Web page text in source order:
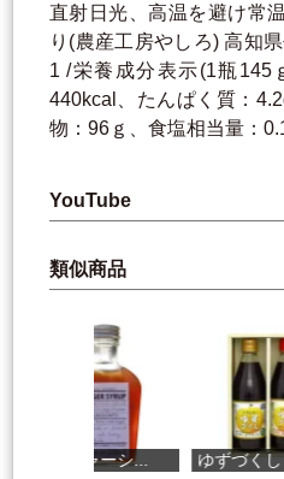
直射日光、高温を避け常
り(農産工房やしろ) 高知
1 /栄養成分表示(1瓶145
440kcal、たんぱく質：
物：96ｇ、食塩相当量：
YouTube
類似商品
ジンジャーシ... ゆずづくし